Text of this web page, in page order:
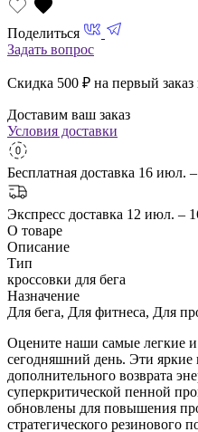
Поделиться
Задать вопрос
Скидка 500 ₽ на первый заказ
Доставим ваш заказ
Условия доставки
Бесплатная доставка 16 июл.
Экспресс доставка 12 июл. –
О товаре
Описание
Тип
кроссовки для бега
Назначение
Для бега, Для фитнеса, Для
Оцените наши самые легкие
сегодняшний день. Эти
дополнительного возврата
суперкритической пенной
обновлены для повышения
стратегического резинового